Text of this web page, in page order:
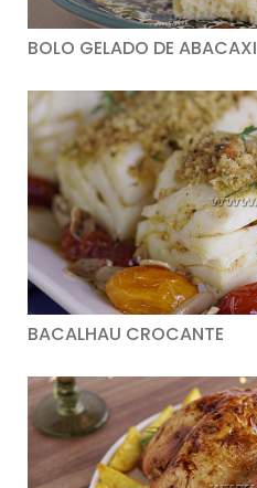
BOLO GELADO DE ABACAXI
BACALHAU CROCANTE